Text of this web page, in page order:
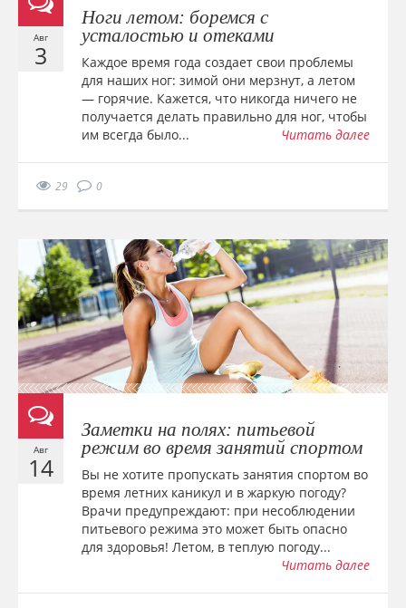
Блог
Авг
3
Ноги летом: боремся с
усталостью и отеками
Каждое время года создает свои проблемы
для наших ног: зимой они мерзнут, а летом
— горячие. Кажется, что никогда ничего не
получается делать правильно для ног, чтобы
им всегда было...
Читать далее
29 0
Авг
14
Заметки на полях: питьевой
режим во время занятий спортом
Вы не хотите пропускать занятия спортом во
время летних каникул и в жаркую погоду?
Врачи предупреждают: при несоблюдении
питьевого режима это может быть опасно
для здоровья! Летом, в теплую погоду...
Читать далее